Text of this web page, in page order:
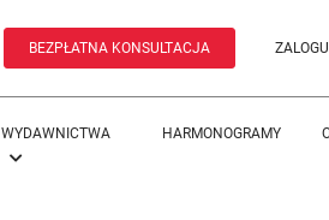
BEZPŁATNA KONSULTACJA
WYDAWNICTWA HARMONOGRAMY